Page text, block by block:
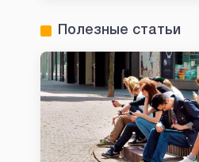
Полезные статьи